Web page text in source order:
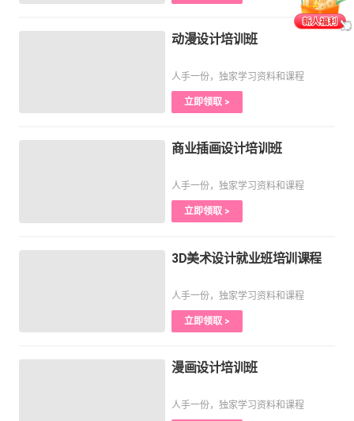
动漫设计培训班
人手一份，独家学习资料和课程
立即领取 >
商业插画设计培训班
人手一份，独家学习资料和课程
立即领取 >
3D美术设计就业班培训课程
人手一份，独家学习资料和课程
立即领取 >
漫画设计培训班
人手一份，独家学习资料和课程